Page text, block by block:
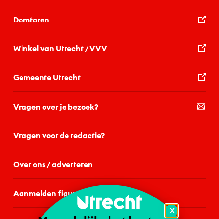
Domtoren
Winkel van Utrecht / VVV
Gemeente Utrecht
Vragen over je bezoek?
Vragen voor de redactie?
Over ons / adverteren
Aanmelden figurant
X